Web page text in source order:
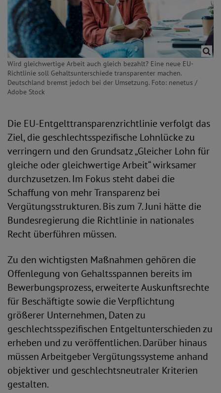
Wird gleichwertige Arbeit auch gleich bezahlt? Eine neue EU-
Richtlinie soll Gehaltsunterschiede transparenter machen.
Deutschland bremst jedoch bei der Umsetzung. Foto: nenetus /
Adobe Stock
Die EU-Entgelttransparenzrichtlinie verfolgt das
Ziel, die geschlechtsspezifische Lohnlücke zu
verringern und den Grundsatz „Gleicher Lohn für
gleiche oder gleichwertige Arbeit“ wirksamer
durchzusetzen. Im Fokus steht dabei die
Schaffung von mehr Transparenz bei
Vergütungsstrukturen. Bis zum 7. Juni hätte die
Bundesregierung die Richtlinie in nationales
Recht überführen müssen.
Zu den wichtigsten Maßnahmen gehören die
Offenlegung von Gehaltsspannen bereits im
Bewerbungsprozess, erweiterte Auskunftsrechte
für Beschäftigte sowie die Verpflichtung
größerer Unternehmen, Daten zu
geschlechtsspezifischen Entgeltunterschieden zu
erheben und zu veröffentlichen. Darüber hinaus
müssen Arbeitgeber Vergütungssysteme anhand
objektiver und geschlechtsneutraler Kriterien
gestalten.